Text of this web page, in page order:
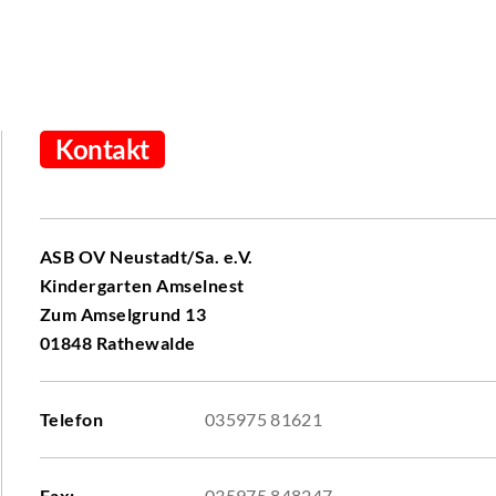
Kontakt
ASB OV Neustadt/Sa. e.V.
Kindergarten Amselnest
Zum Amselgrund 13
01848 Rathewalde
Telefon 035975 81621